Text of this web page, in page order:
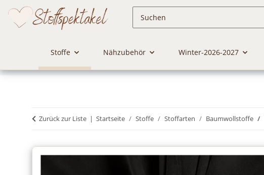
Stoffe Nähzubehör Winter-2026-2027
Zurück zur Liste Startseite Stoffe Stoffarten Baumwollstoffe